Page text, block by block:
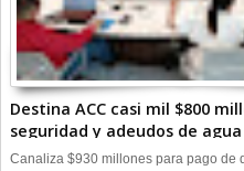
Destina ACC casi mil $800
seguridad y adeudos de
Canaliza $930 millones para pago de